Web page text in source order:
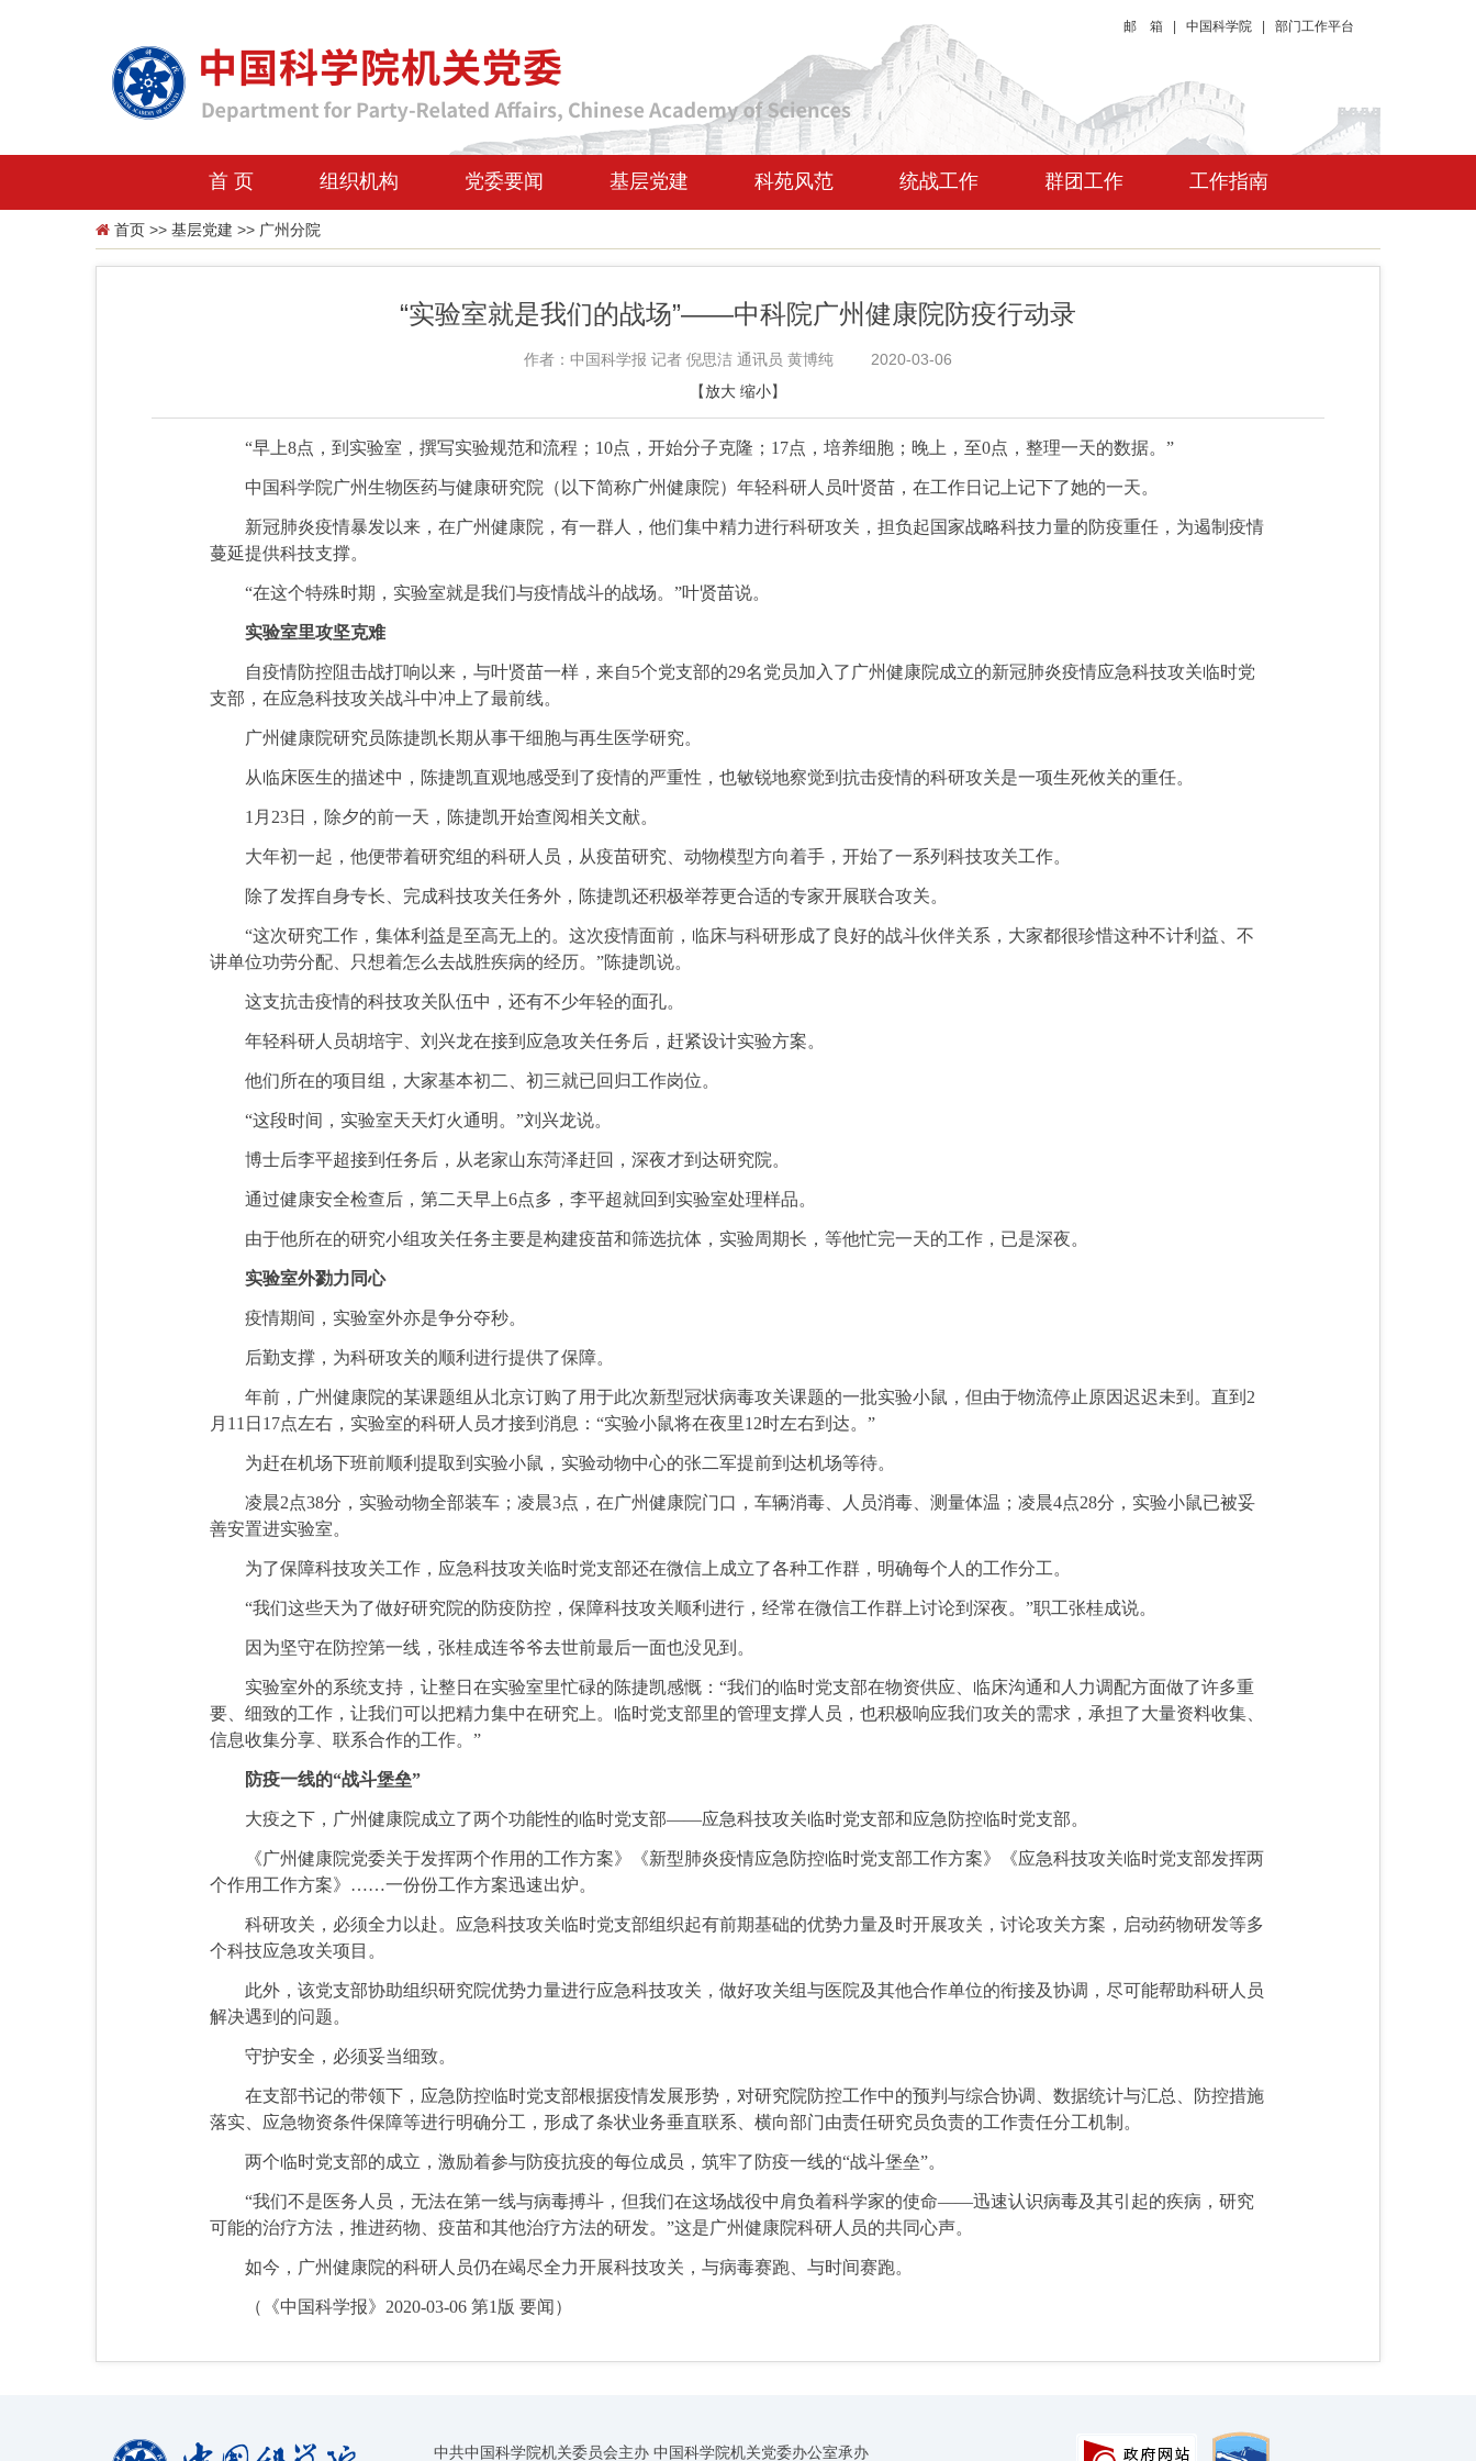
邮 箱 中国科学院 部门工作平台
首 页 组织机构 党委要闻 基层党建 科苑风范 统战工作 群团工作 工作指南
首页 >> 基层党建 >> 广州分院
“实验室就是我们的战场”——中科院广州健康院防疫行动录
作者：中国科学报 记者 倪思洁 通讯员 黄博纯
2020-03-06
【放大 缩小】
“早上8点，到实验室，撰写实验规范和流程；10点，开始分子克隆；17点，培养细胞；晚上，至0点，整理一天的数据。”
中国科学院广州生物医药与健康研究院（以下简称广州健康院）年轻科研人员叶贤苗，在工作日记上记下了她的一天。
新冠肺炎疫情暴发以来，在广州健康院，有一群人，他们集中精力进行科研攻关，担负起国家战略科技力量的防疫重任，为遏制疫情
蔓延提供科技支撑。
“在这个特殊时期，实验室就是我们与疫情战斗的战场。”叶贤苗说。
实验室里攻坚克难
自疫情防控阻击战打响以来，与叶贤苗一样，来自5个党支部的29名党员加入了广州健康院成立的新冠肺炎疫情应急科技攻关临时党
支部，在应急科技攻关战斗中冲上了最前线。
广州健康院研究员陈捷凯长期从事干细胞与再生医学研究。
从临床医生的描述中，陈捷凯直观地感受到了疫情的严重性，也敏锐地察觉到抗击疫情的科研攻关是一项生死攸关的重任。
1月23日，除夕的前一天，陈捷凯开始查阅相关文献。
大年初一起，他便带着研究组的科研人员，从疫苗研究、动物模型方向着手，开始了一系列科技攻关工作。
除了发挥自身专长、完成科技攻关任务外，陈捷凯还积极举荐更合适的专家开展联合攻关。
“这次研究工作，集体利益是至高无上的。这次疫情面前，临床与科研形成了良好的战斗伙伴关系，大家都很珍惜这种不计利益、不
讲单位功劳分配、只想着怎么去战胜疾病的经历。”陈捷凯说。
这支抗击疫情的科技攻关队伍中，还有不少年轻的面孔。
年轻科研人员胡培宇、刘兴龙在接到应急攻关任务后，赶紧设计实验方案。
他们所在的项目组，大家基本初二、初三就已回归工作岗位。
“这段时间，实验室天天灯火通明。”刘兴龙说。
博士后李平超接到任务后，从老家山东菏泽赶回，深夜才到达研究院。
通过健康安全检查后，第二天早上6点多，李平超就回到实验室处理样品。
由于他所在的研究小组攻关任务主要是构建疫苗和筛选抗体，实验周期长，等他忙完一天的工作，已是深夜。
实验室外勠力同心
疫情期间，实验室外亦是争分夺秒。
后勤支撑，为科研攻关的顺利进行提供了保障。
年前，广州健康院的某课题组从北京订购了用于此次新型冠状病毒攻关课题的一批实验小鼠，但由于物流停止原因迟迟未到。直到2
月11日17点左右，实验室的科研人员才接到消息：“实验小鼠将在夜里12时左右到达。”
为赶在机场下班前顺利提取到实验小鼠，实验动物中心的张二军提前到达机场等待。
凌晨2点38分，实验动物全部装车；凌晨3点，在广州健康院门口，车辆消毒、人员消毒、测量体温；凌晨4点28分，实验小鼠已被妥
善安置进实验室。
为了保障科技攻关工作，应急科技攻关临时党支部还在微信上成立了各种工作群，明确每个人的工作分工。
“我们这些天为了做好研究院的防疫防控，保障科技攻关顺利进行，经常在微信工作群上讨论到深夜。”职工张桂成说。
因为坚守在防控第一线，张桂成连爷爷去世前最后一面也没见到。
实验室外的系统支持，让整日在实验室里忙碌的陈捷凯感慨：“我们的临时党支部在物资供应、临床沟通和人力调配方面做了许多重
要、细致的工作，让我们可以把精力集中在研究上。临时党支部里的管理支撑人员，也积极响应我们攻关的需求，承担了大量资料收集、
信息收集分享、联系合作的工作。”
防疫一线的“战斗堡垒”
大疫之下，广州健康院成立了两个功能性的临时党支部——应急科技攻关临时党支部和应急防控临时党支部。
《广州健康院党委关于发挥两个作用的工作方案》《新型肺炎疫情应急防控临时党支部工作方案》《应急科技攻关临时党支部发挥两
个作用工作方案》……一份份工作方案迅速出炉。
科研攻关，必须全力以赴。应急科技攻关临时党支部组织起有前期基础的优势力量及时开展攻关，讨论攻关方案，启动药物研发等多
个科技应急攻关项目。
此外，该党支部协助组织研究院优势力量进行应急科技攻关，做好攻关组与医院及其他合作单位的衔接及协调，尽可能帮助科研人员
解决遇到的问题。
守护安全，必须妥当细致。
在支部书记的带领下，应急防控临时党支部根据疫情发展形势，对研究院防控工作中的预判与综合协调、数据统计与汇总、防控措施
落实、应急物资条件保障等进行明确分工，形成了条状业务垂直联系、横向部门由责任研究员负责的工作责任分工机制。
两个临时党支部的成立，激励着参与防疫抗疫的每位成员，筑牢了防疫一线的“战斗堡垒”。
“我们不是医务人员，无法在第一线与病毒搏斗，但我们在这场战役中肩负着科学家的使命——迅速认识病毒及其引起的疾病，研究
可能的治疗方法，推进药物、疫苗和其他治疗方法的研发。”这是广州健康院科研人员的共同心声。
如今，广州健康院的科研人员仍在竭尽全力开展科技攻关，与病毒赛跑、与时间赛跑。
（《中国科学报》2020-03-06 第1版 要闻）
中共中国科学院机关委员会主办 中国科学院机关党委办公室承办